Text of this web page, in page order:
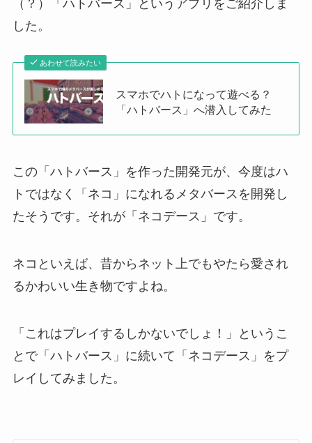
（？）「ハトバース」というアプリをご紹介しま
した。
あわせて読みたい
スマホでハトになって遊べる？
「ハトバース」へ潜入してみた
この「ハトバース」を作った開発元が、今度はハ
トではなく「ネコ」になれるメタバースを開発し
たそうです。それが「ネコデース」です。
ネコといえば、昔からネット上でもやたら愛され
るかわいい生き物ですよね。
「これはプレイするしかないでしょ！」というこ
とで「ハトバース」に続いて「ネコデース」をプ
レイしてみました。